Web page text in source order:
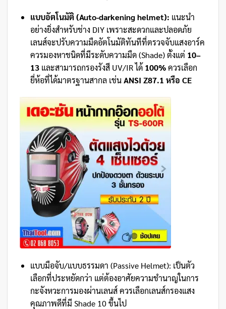
แบบอัตโนมัติ (Auto-darkening helmet): แนะนำ
อย่างยิ่งสำหรับช่าง DIY เพราะสะดวกและปลอดภัย
เลนส์จะปรับความมืดอัตโนมัติทันทีที่ตรวจจับแสงอาร์ค
ควรมองหาชนิดที่มีระดับความมืด (Shade) ตั้งแต่ 10–
13และสามารถกรองรังสี UV/IR ได้ 100%ควรเลือก
ยี่ห้อที่ได้มาตรฐานสากล เช่นANSI Z87.1 หรือ CE
แบบมือจับ/แบบธรรมดา (Passive Helmet): เป็นตัว
เลือกที่ประหยัดกว่า แต่ต้องอาศัยความชำนาญในการ
กะจังหวะการมองผ่านเลนส์ ควรเลือกเลนส์กรองแสง
คุณภาพดีที่มี Shade 10 ขึ้นไป